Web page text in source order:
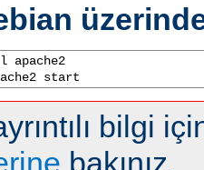
apache2
start
bilgi
bakınız.